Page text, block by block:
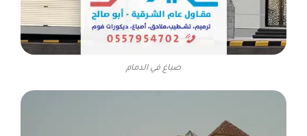
صباغ في الدمام